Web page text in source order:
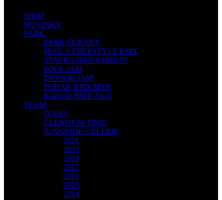
SHOP
NOVINKY
PARK
PARK ŠURANY
ŠKOLA FREESTYLE BMX
STAVBA BIKEPARKOV
POOL JAM
INDOOR JAM
POHÁR BMX/MTB
Kalendár BMX Akcií
TEAM
O NÁS
ČLENOVIA TÍMU
JUNKRIDE GELÉRIE
2021
2019
2018
2017
2016
2015
2014